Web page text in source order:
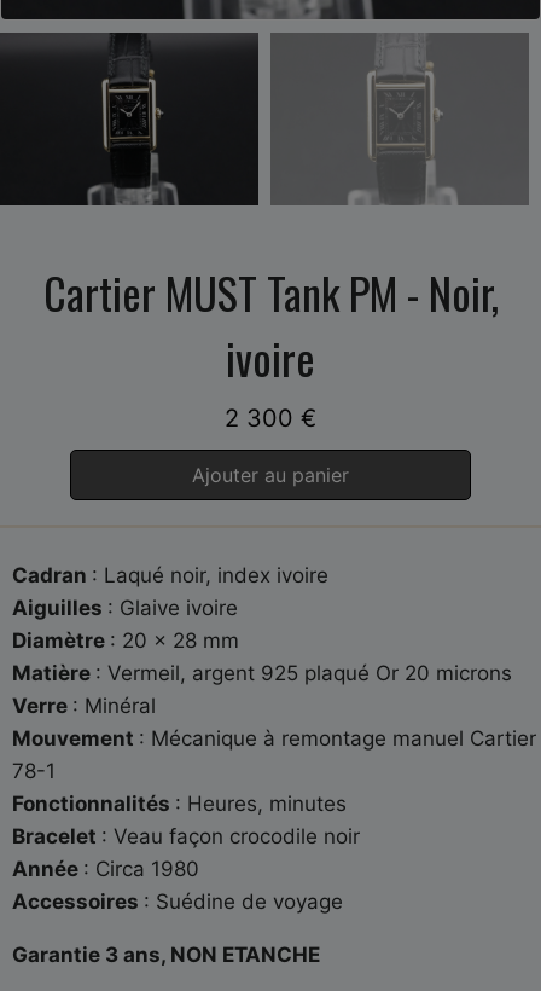
Cartier MUST Tank PM - Noir,
ivoire
2 300 €
Ajouter au panier
Cadran : Laqué noir, index ivoire
Aiguilles : Glaive ivoire
Diamètre : 20 x 28 mm
Matière : Vermeil, argent 925 plaqué Or 20 microns
Verre : Minéral
Mouvement : Mécanique à remontage manuel Cartier
78-1
Fonctionnalités : Heures, minutes
Bracelet : Veau façon crocodile noir
Année : Circa 1980
Accessoires : Suédine de voyage
Garantie 3 ans, NON ETANCHE